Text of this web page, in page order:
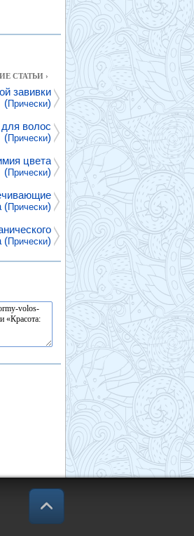
СТАТЬИ ›
завивки
( Прически)
волос
( Прически)
цвета
( Прически)
( Прически)
( Прически)